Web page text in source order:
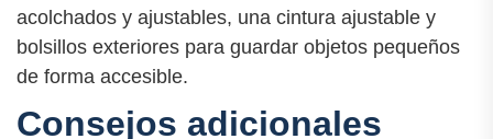
acolchados y ajustables, una cintura ajustable y
bolsillos exteriores para guardar objetos pequeños
de forma accesible.
Consejos adicionales